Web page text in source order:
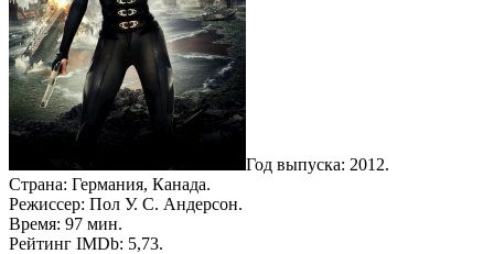
Год выпуска: 2012.
Страна: Германия, Канада.
Режиссер: Пол У. С. Андерсон.
Время: 97 мин.
Рейтинг IMDb: 5,73.